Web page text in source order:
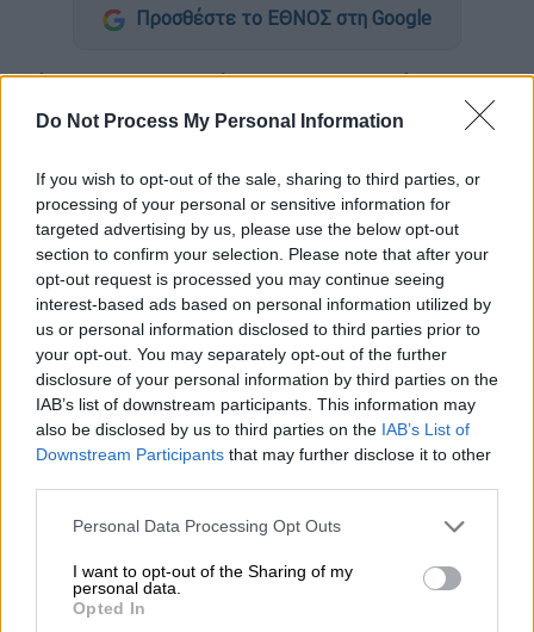
Do Not Process My Personal Information
If you wish to opt-out of the sale, sharing to third parties, or
processing of your personal or sensitive information for
targeted advertising by us, please use the below opt-out
section to confirm your selection. Please note that after your
opt-out request is processed you may continue seeing
interest-based ads based on personal information utilized by
us or personal information disclosed to third parties prior to
your opt-out. You may separately opt-out of the further
disclosure of your personal information by third parties on the
IAB’s list of downstream participants. This information may
also be disclosed by us to third parties on the IAB’s List of
Downstream Participants that may further disclose it to other
Please note that this website/app uses one or more Google
not limited to your visit or usage behaviour. You may click to
grant or deny consent to Google and its third-party tags to
use your data for below specified purposes in below Google
Personal Data Processing Opt Outs
I want to opt-out of the Sharing of my
personal data.
Opted In
Προσθέστε το ΕΘΝΟΣ στη Google
Βάναυση προσβολή στη δημοσιογράφο και
ευθεία επίθεση στην ελευθερία του Τύπου
αποχώρηση της Ζωής Κωνσταντοπούλου
από την τηλεοπτική εκπομπή της Φαίης
Μαυραγάνη στον τηλεοπτικό σταθμόΣΚΑΪ
«Στην πραγματικότητακανείς δεν έπεσε από
τα σύννεφα . Είναι γνωστό, άλλωστε, ότι
όσοι "κραυγάζουν" για το Κράτος Δικαίου και
την ελευθερία του Τύπου, αναπαράγοντας
ασύστολα ψεύδη από ατεκμηρίωτες έρευνες,
είναι εκείνοι που στην πράξη το
προσθέτει:
ΔΙΑΒΑΣΤΕ ΕΠΙΣΗΣ